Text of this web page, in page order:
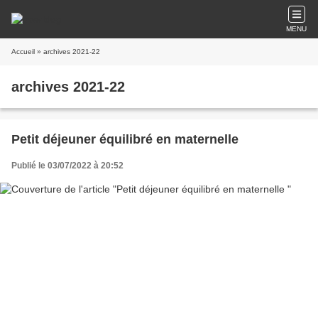
MENU
Accueil » archives 2021-22
archives 2021-22
Petit déjeuner équilibré en maternelle
Publié le 03/07/2022 à 20:52